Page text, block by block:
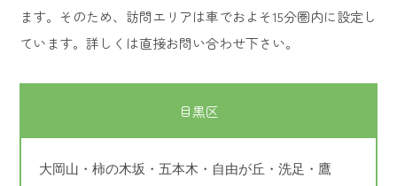
ます。そのため、訪問エリアは車でおよそ15分圏内に設定し
ています。詳しくは直接お問い合わせ下さい。
目黒区
大岡山・柿の木坂・五本木・自由が丘・洗足・鷹